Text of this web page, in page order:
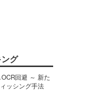
グ
回避 ～ 新た
ッシング手法